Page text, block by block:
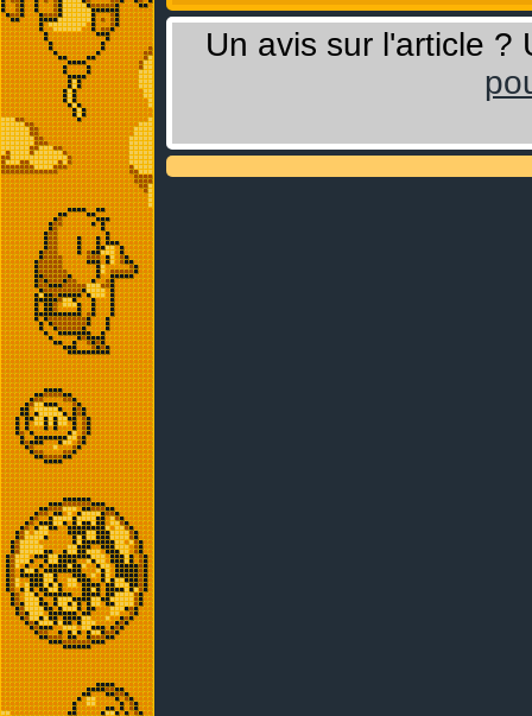
Un avis sur l'article